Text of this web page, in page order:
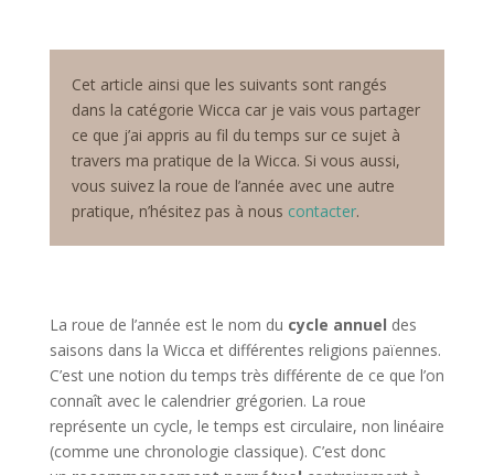
Cet article ainsi que les suivants sont rangés
dans la catégorie Wicca car je vais vous partager
ce que j’ai appris au fil du temps sur ce sujet à
travers ma pratique de la Wicca. Si vous aussi,
vous suivez la roue de l’année avec une autre
pratique, n’hésitez pas à nous contacter.
La roue de l’année est le nom du cycle annuel des
saisons dans la Wicca et différentes religions païennes.
C’est une notion du temps très différente de ce que l’on
connaît avec le calendrier grégorien. La roue
représente un cycle, le temps est circulaire, non linéaire
(comme une chronologie classique). C’est donc